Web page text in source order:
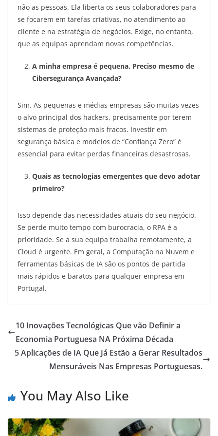
não as pessoas. Ela liberta os seus colaboradores para
se focarem em tarefas criativas, no atendimento ao
cliente e na estratégia de negócios. Exige, no entanto,
que as equipas aprendam novas competências.
A minha empresa é pequena. Preciso mesmo de
Cibersegurança Avançada?
Sim. As pequenas e médias empresas são muitas vezes
o alvo principal dos hackers, precisamente por terem
sistemas de proteção mais fracos. Investir em
segurança básica e modelos de “Confiança Zero” é
essencial para evitar perdas financeiras desastrosas.
Quais as tecnologias emergentes que devo adotar
primeiro?
Isso depende das necessidades atuais do seu negócio.
Se perde muito tempo com burocracia, o RPA é a
prioridade. Se a sua equipa trabalha remotamente, a
Cloud é urgente. Em geral, a Computação na Nuvem e
ferramentas básicas de IA são os pontos de partida
mais rápidos e baratos para qualquer empresa em
Portugal.
10 Inovações Tecnológicas Que vão Definir a
Economia Portuguesa NA Próxima Década
5 Aplicações de IA Que Já Estão a Gerar Resultados
Mensuráveis ​​Nas Empresas Portuguesas.
You May Also Like